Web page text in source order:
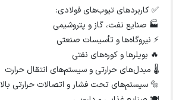
✅ کاربردهای تیوب‌های فولادی:
🏭 صنایع نفت، گاز و پتروشیمی
⚡ نیروگاه‌ها و تأسیسات صنعتی
🔥 بویلرها و کوره‌های نفتی
🌡 مبدل‌های حرارتی و سیستم‌های انتقال حرارت
🔩 سیستم‌های تحت فشار و اتصالات حرارتی بالا